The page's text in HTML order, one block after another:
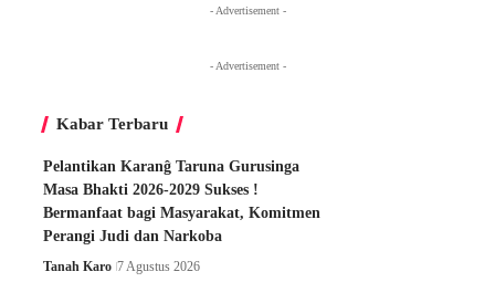
- Advertisement -
- Advertisement -
Kabar Terbaru
Pelantikan Karanĝ Taruna Gurusinga
Masa Bhakti 2026-2029 Sukses !
Bermanfaat bagi Masyarakat, Komitmen
Perangi Judi dan Narkoba
Tanah Karo 7 Agustus 2026